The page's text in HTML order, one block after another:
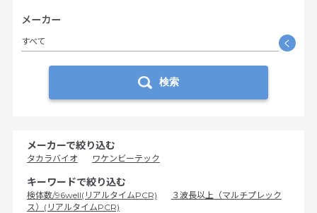
メーカー
すべて く
検索
メーカーで絞り込む
タカラバイオ ワケンビーテック
キーワードで絞り込む
検体数/96well(リアルタイムPCR)
３波長以上（マルチプレック
ス）(リアルタイムPCR)